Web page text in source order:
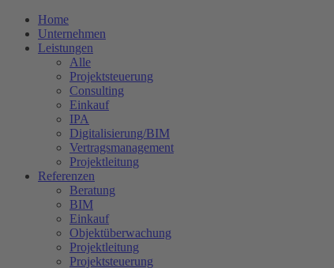
Home
Unternehmen
Leistungen
Alle
Projektsteuerung
Consulting
Einkauf
IPA
Digitalisierung/BIM
Vertragsmanagement
Projektleitung
Referenzen
Beratung
BIM
Einkauf
Objektüberwachung
Projektleitung
Projektsteuerung